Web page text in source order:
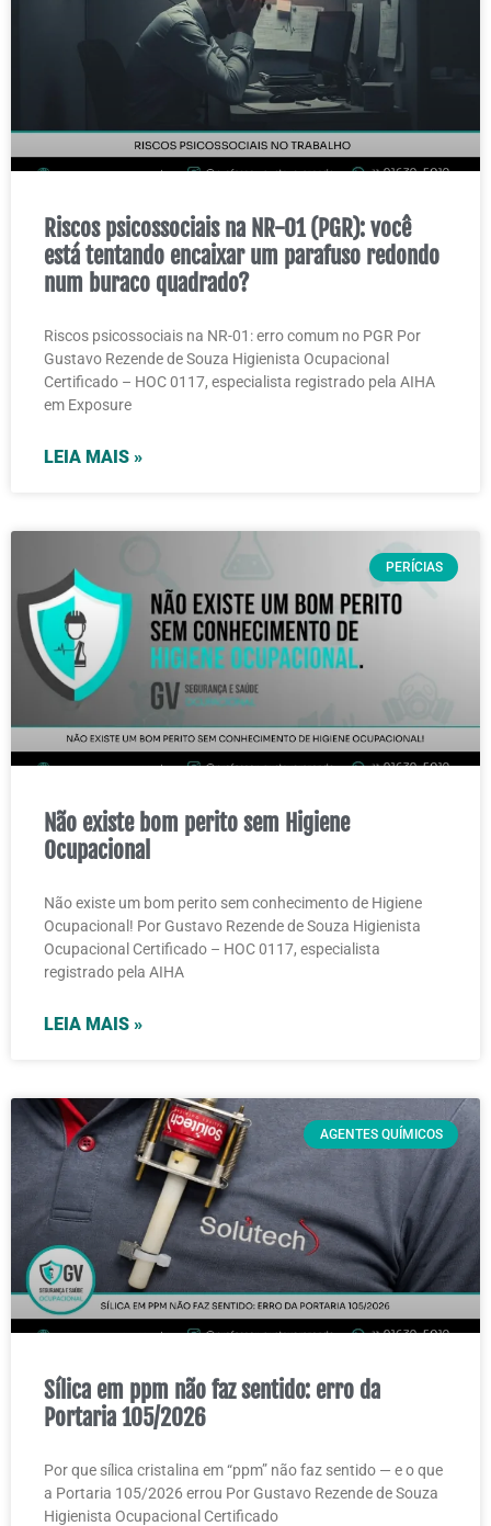
Riscos psicossociais na NR-01 (PGR): você
está tentando encaixar um parafuso redondo
num buraco quadrado?
Riscos psicossociais na NR-01: erro comum no PGR Por
Gustavo Rezende de Souza Higienista Ocupacional
Certificado – HOC 0117, especialista registrado pela AIHA
em Exposure
LEIA MAIS »
PERÍCIAS
Não existe bom perito sem Higiene
Ocupacional
Não existe um bom perito sem conhecimento de Higiene
Ocupacional! Por Gustavo Rezende de Souza Higienista
Ocupacional Certificado – HOC 0117, especialista
registrado pela AIHA
LEIA MAIS »
AGENTES QUÍMICOS
Sílica em ppm não faz sentido: erro da
Portaria 105/2026
Por que sílica cristalina em “ppm” não faz sentido — e o que
a Portaria 105/2026 errou Por Gustavo Rezende de Souza
Higienista Ocupacional Certificado